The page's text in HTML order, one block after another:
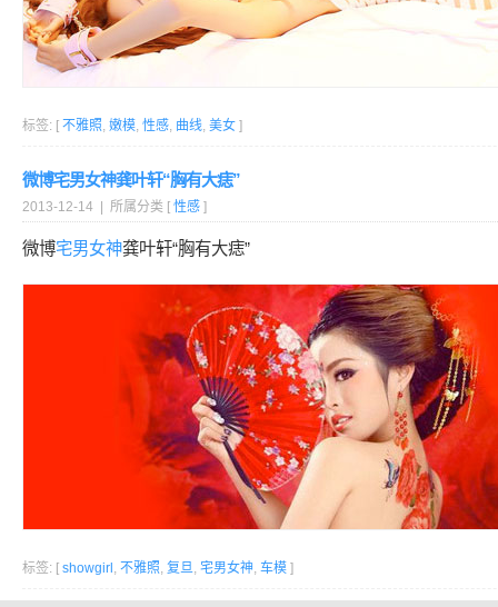
标签: [ 不雅照, 嫩模, 性感, 曲线, 美女 ]
微博宅男女神龚叶轩“胸有大痣”
2013-12-14 | 所属分类 [ 性感 ]
微博宅男女神龚叶轩“胸有大痣”
标签: [ showgirl , 不雅照, 复旦, 宅男女神, 车模 ]